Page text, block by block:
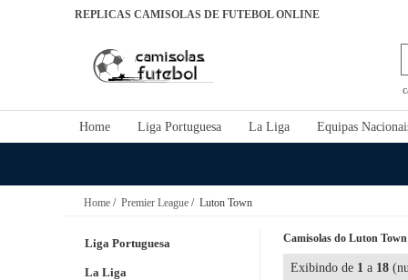
REPLICAS CAMISOLAS DE FUTEBOL ONLINE
Home Liga Portuguesa La Liga Equipas
Home / Premier League / Luton Town
Liga Portuguesa
La Liga
Camisolas do Luton
Exibindo de 1 a 18